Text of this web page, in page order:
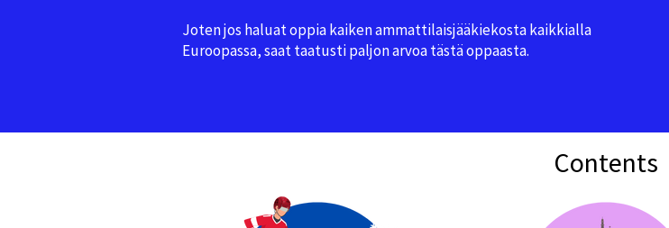
Joten jos haluat oppia kaiken ammattilaisjääkiekosta kaikkialla
Euroopassa, saat taatusti paljon arvoa tästä oppaasta.
Contents